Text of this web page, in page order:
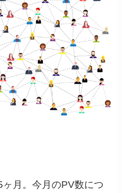
月。今月のPV数につ